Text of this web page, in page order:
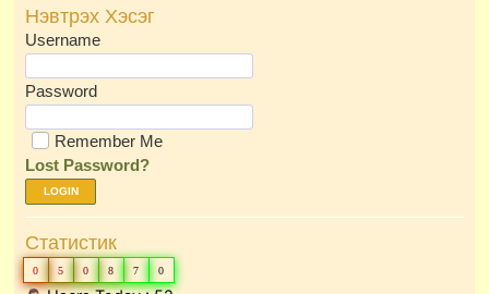
Нэвтрэх Хэсэг
Username
Password
Remember Me
Lost Password?
LOGIN
Статистик
0 5 0 8 7 0